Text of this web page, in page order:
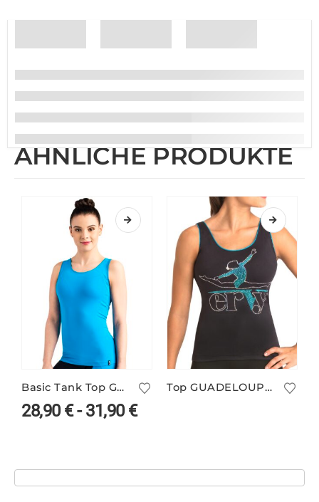
ÄHNLICHE PRODUKTE
Basic Tank Top GUADELOUPE Long/16 in vielen Farben
28,90€-31,90€
Top GUADELOUPE/3